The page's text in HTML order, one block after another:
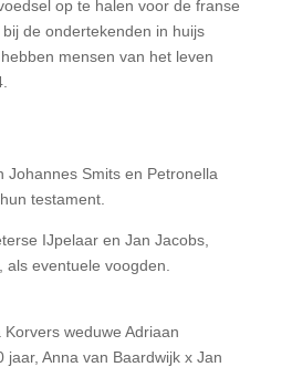
op te halen voor de franse
de ondertekenden in huijs
mensen van het leven
Johannes Smits en Petronella
testament.
IJpelaar en Jan Jacobs,
eventuele voogden.
weduwe Adriaan
jaar, Anna van Baardwijk x Jan